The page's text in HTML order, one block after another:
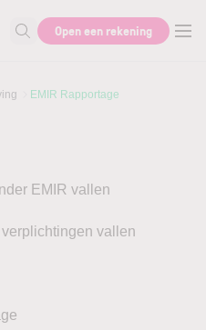
Zoek naar informatie
Open een rekening
EMIR Rapportage
EMIR vallen
vallen